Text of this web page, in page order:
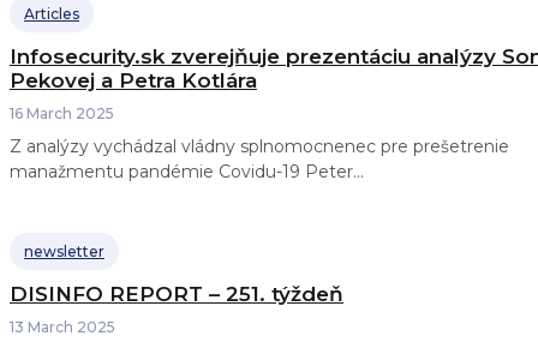
Articles
Infosecurity.sk zverejňuje prezentáciu analýzy
Pekovej a Petra Kotlára
16 March 2025
Z analýzy vychádzal vládny splnomocnenec pre prešetrenie
manažmentu pandémie Covidu-19 Peter...
newsletter
DISINFO REPORT – 251. týždeň
13 March 2025